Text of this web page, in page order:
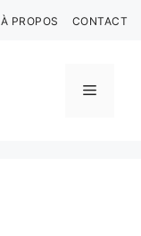
À PROPOS CONTACT
Menu